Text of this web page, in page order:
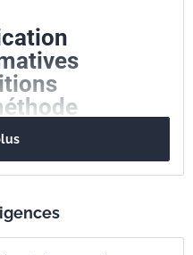
sur